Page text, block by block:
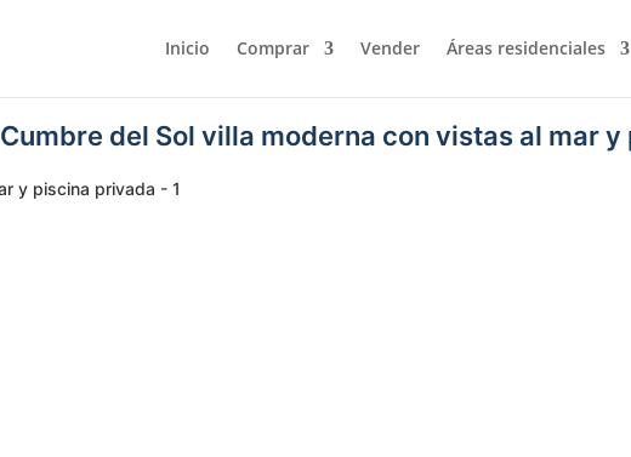
Inicio Comprar Vender Áreas residenciales
Cumbre del Sol villa moderna con vistas al mar